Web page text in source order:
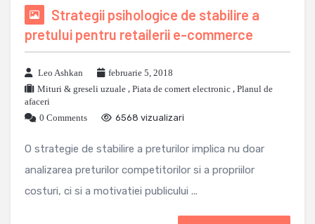
Strategii psihologice de stabilire a
pretului pentru retailerii e-commerce
Leo Ashkan
februarie 5, 2018
Mituri & greseli uzuale , Piata de comert electronic , Planul de
afaceri
0 Comments
6568 vizualizari
O strategie de stabilire a preturilor implica nu doar
analizarea preturilor competitorilor si a propriilor
costuri, ci si a motivatiei publicului ...